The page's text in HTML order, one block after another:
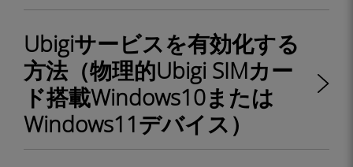
Ubigiサービスを有効化する
方法（物理的Ubigi SIMカー
ド搭載Windows10または
Windows11デバイス）